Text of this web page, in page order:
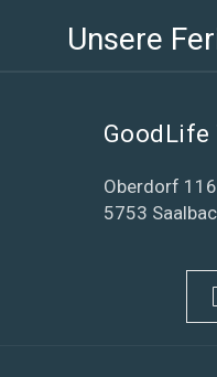
Unsere
GoodLife
Oberdorf 116
5753